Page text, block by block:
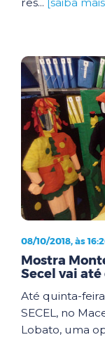
08/10/2018, às
Mostra
Secel vai
Até quinta-
SECEL, no
Lobato, uma